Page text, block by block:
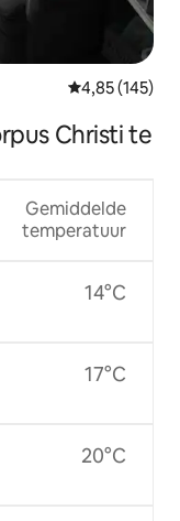
Gemiddelde
4,85 (145)
Christi te
Gemiddelde
temperatuur
14°C
17°C
20°C